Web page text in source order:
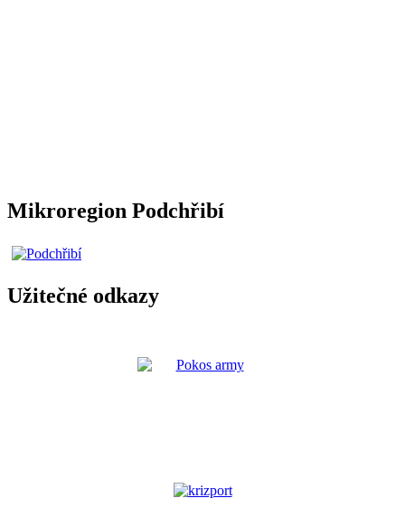
Mikroregion Podchřibí
Užitečné odkazy